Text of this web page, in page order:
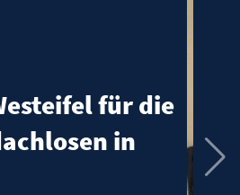
Westeifel für
und